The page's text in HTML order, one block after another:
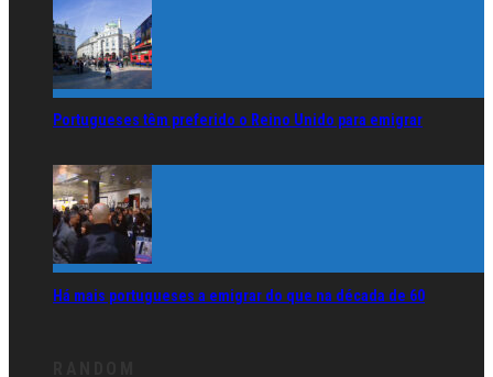
Portugueses têm preferido o Reino Unido para emigrar
Há mais portugueses a emigrar do que na década de 60